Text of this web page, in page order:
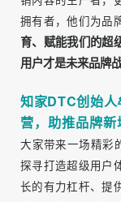
她曾说，“当下
「心智场域」。
拥有者，他们为
育、赋能我们的
用户才是未来品
知家DTC创始